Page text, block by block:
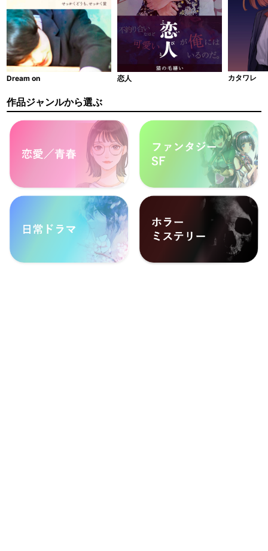
Dream on 恋人 カタワレ
作品ジャンルから選ぶ